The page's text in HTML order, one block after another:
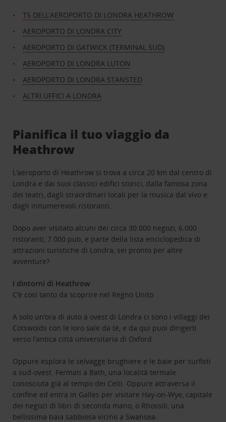
T5 DELL’AEROPORTO DI LONDRA HEATHROW
AEROPORTO DI LONDRA CITY
AEROPORTO DI GATWICK (TERMINAL SUD)
AEROPORTO DI LONDRA LUTON
AEROPORTO DI LONDRA STANSTED
ALTRI UFFICI A LONDRA
Pianifica il tuo viaggio da
Heathrow
L’aeroporto di Heathrow si trova a circa 20 km dal centro di
Londra e dai suoi classici edifici storici, dalla famosa zona
dei teatri, dagli straordinari locali per la musica dal vivo e
dagli innumerevoli ristoranti.
Dopo aver visitato alcuni dei circa 30.000 negozi, 6.000
ristoranti, 7.000 pub, e parte della lista enciclopedica di
attrazioni turistiche di Londra, sei pronto per altre
avventure?
I dintorni di Heathrow
C’è così tanto da scoprire nel Regno Unito
A solo un’ora di auto a ovest di Londra ci sono i villaggi dei
Cotswolds con le loro sale da tè, e da qui puoi dirigerti
verso l’antica città universitaria di Oxford.
Oppure esplora le selvagge brughiere e le baie per surfisti
a sud-ovest. Fermati a Bath, una località termale
conosciuta già al tempo dei Celti. Oppure attraversa il
confine ed entra in Galles per visitare Hay-on-Wye, capitale
dei negozi di libri di seconda mano, o Rhossili, una
bellissima baia sabbiosa vicino a Swansea.